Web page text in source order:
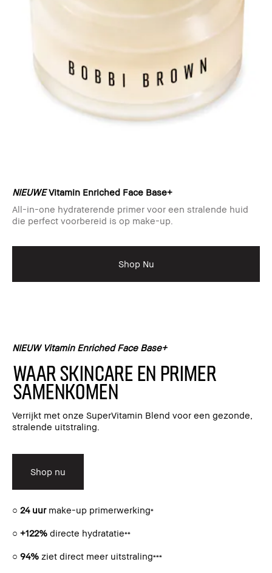
NIEUWEVitamin Enriched Face Base+
All-in-one hydraterende primer voor een stralende huid
die perfect voorbereid is op make-up.
Shop Nu
NIEUW Vitamin Enriched Face Base+
Waar skincare en primer
samenkomen
Verrijkt met onze SuperVitamin Blend voor een gezonde,
stralende uitstraling.
Shop nu
○ 24 uurmake-up primerwerking*
○ +122% directe hydratatie**
○ 94% ziet direct meer uitstraling***